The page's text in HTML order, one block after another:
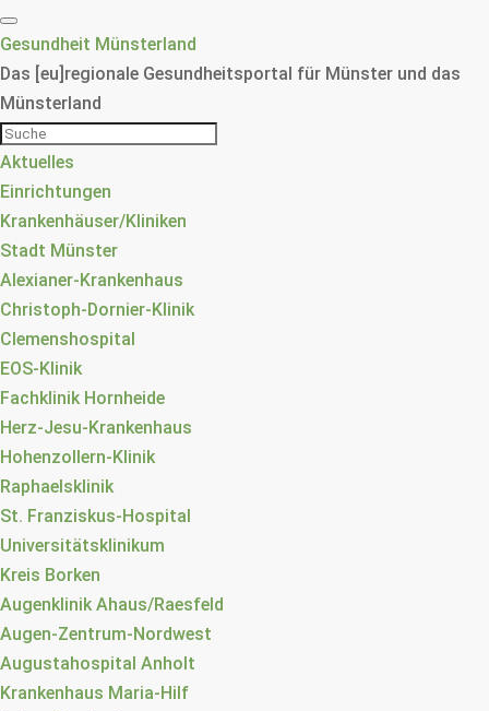
Gesundheit Münsterland
Das [eu]regionale Gesundheitsportal für Münster und das
Münsterland
Aktuelles
Einrichtungen
Krankenhäuser/Kliniken
Stadt Münster
Alexianer-Krankenhaus
Christoph-Dornier-Klinik
Clemenshospital
EOS-Klinik
Fachklinik Hornheide
Herz-Jesu-Krankenhaus
Hohenzollern-Klinik
Raphaelsklinik
St. Franziskus-Hospital
Universitätsklinikum
Kreis Borken
Augenklinik Ahaus/Raesfeld
Augen-Zentrum-Nordwest
Augustahospital Anholt
Krankenhaus Maria-Hilf